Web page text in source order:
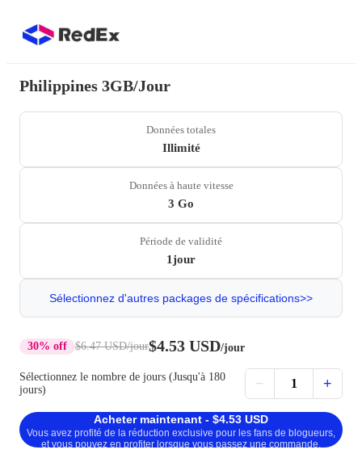
Philippines 3GB/Jour
Données totales
Illimité
Données à haute vitesse
3 Go
Période de validité
1jour
Sélectionnez d'autres packages de spécifications>>
30% off $6.47 USD/jour$4.53 USD/jour
Sélectionnez le nombre de jours (Jusqu'à 180
jours)
− 1 +
Acheter maintenant - $4.53 USD
Vous avez profité de la réduction exclusive pour les fans de blogueurs,
et vous pouvez en profiter lorsque vous passez une commande.